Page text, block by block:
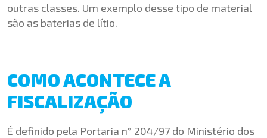
outras classes. Um exemplo desse tipo de material
são as baterias de lítio.
COMO ACONTECE A
FISCALIZAÇÃO
É definido pela Portaria n° 204/97 do Ministério dos